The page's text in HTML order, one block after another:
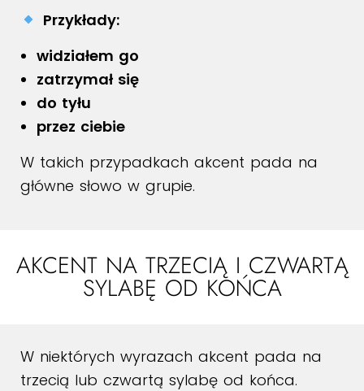
Przykłady:
widziałem go
zatrzymał się
do tyłu
przez ciebie
W takich przypadkach akcent pada na
główne słowo w grupie.
AKCENT NA TRZECIĄ I CZWARTĄ
SYLABĘ OD KOŃCA
W niektórych wyrazach akcent pada na
trzecią lub czwartą sylabę od końca.